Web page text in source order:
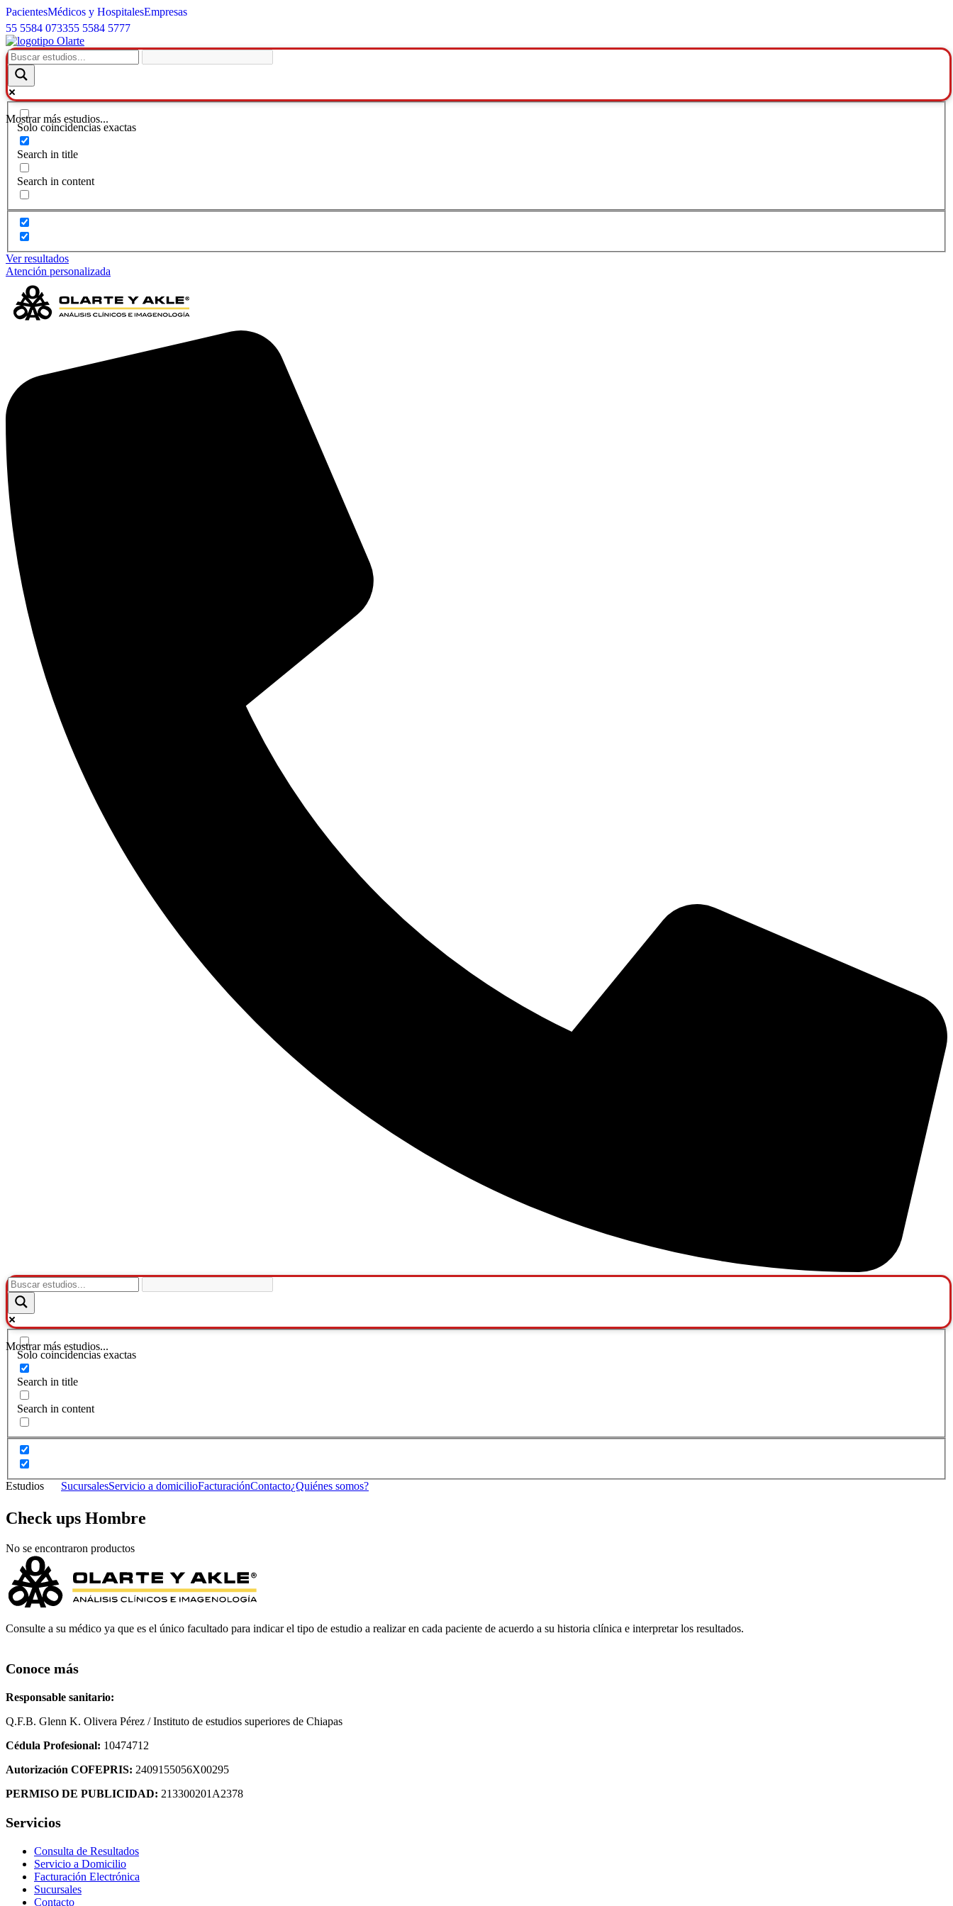
PacientesMédicos y HospitalesEmpresas
55 5584 073355 5584 5777
Mostrar más estudios...
Solo coincidencias exactas
Search in title
Search in content
Ver resultados
Atención personalizada
Mostrar más estudios...
Solo coincidencias exactas
Search in title
Search in content
Estudios SucursalesServicio a domicilioFacturaciónContacto¿Quiénes somos?
Check ups Hombre
No se encontraron productos
Consulte a su médico ya que es el único facultado para indicar el tipo de estudio a realizar en cada paciente de acuerdo a su historia clínica e interpretar los resultados.
Conoce más
Responsable sanitario:
Q.F.B. Glenn K. Olivera Pérez / Instituto de estudios superiores de Chiapas
Cédula Profesional: 10474712
Autorización COFEPRIS: 2409155056X00295
PERMISO DE PUBLICIDAD: 213300201A2378
Servicios
Consulta de Resultados
Servicio a Domicilio
Facturación Electrónica
Sucursales
Contacto